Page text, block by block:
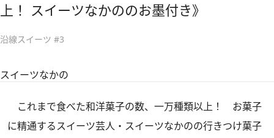
上！ スイーツなかののお墨付き》
沿線スイーツ #3
スイーツなかの
これまで食べた和洋菓子の数、一万種類以上！ お菓子
に精通するスイーツ芸人・スイーツなかのの行きつけ菓子